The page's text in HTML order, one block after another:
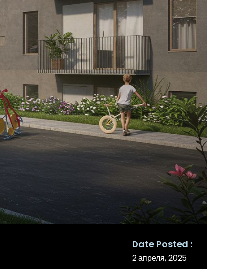
Date Posted
2 апреля, 2025